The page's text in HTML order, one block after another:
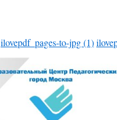
ilovepdf_pages-to-jpg (1)